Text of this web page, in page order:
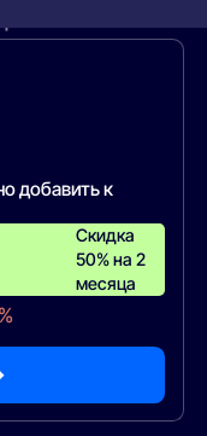
добавить к
Скидка
50% на 2
месяца